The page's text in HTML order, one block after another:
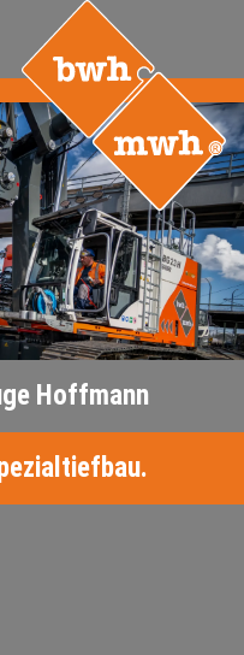
JOBS
FDS USA
Hoffmann